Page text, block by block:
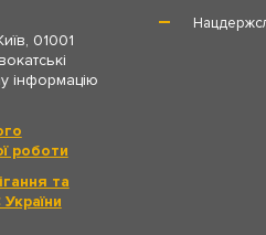
01001
інформацію
роботи
та